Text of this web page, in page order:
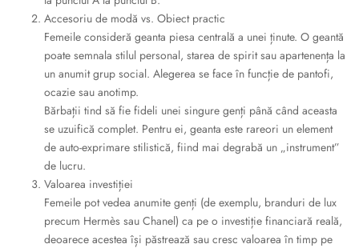
Accesoriu de modă vs. Obiect practic
Femeile consideră geanta piesa centrală a unei ținute. O geantă
poate semnala stilul personal, starea de spirit sau apartenența la
un anumit grup social. Alegerea se face în funcție de pantofi,
ocazie sau anotimp.
Bărbații tind să fie fideli unei singure genți până când aceasta
se uzuifică complet. Pentru ei, geanta este rareori un element
de auto-exprimare stilistică, fiind mai degrabă un „instrument”
de lucru.
Valoarea investiției
Femeile pot vedea anumite genți (de exemplu, branduri de lux
precum Hermès sau Chanel) ca pe o investiție financiară reală,
deoarece acestea își păstrează sau cresc valoarea în timp pe